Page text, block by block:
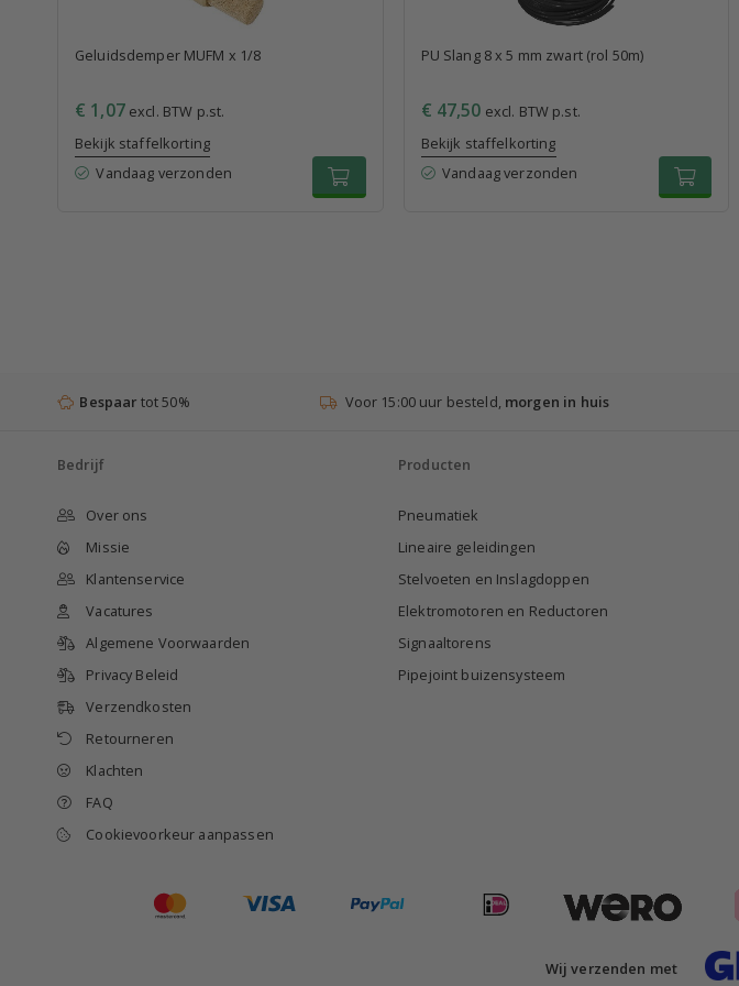
Geluidsdemper MUFM x 1/8
€ 1,07excl. BTW p.st.
Bekijk staffelkorting
Vandaag verzonden
PU Slang 8 x 5 mm zwart (rol 50m)
€ 47,50 excl. BTW p.st.
Bekijk staffelkorting
Vandaag verzonden
Bespaar tot 50% Voor 15:00 uur besteld, morgen in huis
Bedrijf
Over ons
Missie
Klantenservice
Vacatures
Algemene Voorwaarden
Privacy Beleid
Verzendkosten
Retourneren
Klachten
FAQ
Cookievoorkeur aanpassen
Producten
Pneumatiek
Lineaire geleidingen
Stelvoeten en Inslagdoppen
Elektromotoren en Reductoren
Signaaltorens
Pipejoint buizensysteem
Wij verzenden met